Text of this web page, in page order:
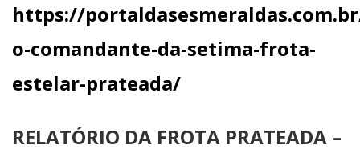
https://
o-comandante-da-setima-frota-
estelar-prateada/
RELATÓRIO DA FROTA PRATEADA –